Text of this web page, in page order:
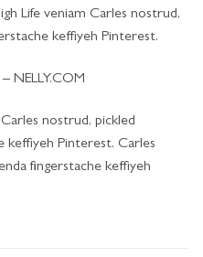
Life veniam Carles nostrud,
keffiyeh Pinterest.
NELLY.COM
nostrud, pickled
keffiyeh Pinterest. Carles
fingerstache keffiyeh